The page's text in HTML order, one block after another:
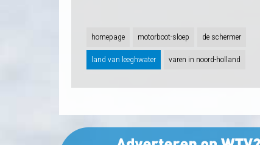
homepage motorboot-sloep de schermer
land van leeghwater varen in noord-holland